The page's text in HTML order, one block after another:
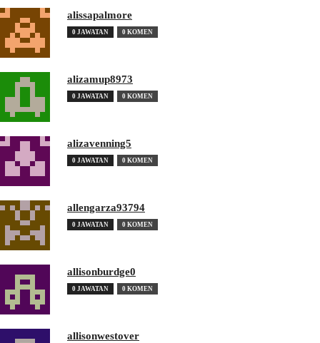
alissapalmore
0 JAWATAN 0 KOMEN
alizamup8973
0 JAWATAN 0 KOMEN
alizavenning5
0 JAWATAN 0 KOMEN
allengarza93794
0 JAWATAN 0 KOMEN
allisonburdge0
0 JAWATAN 0 KOMEN
allisonwestover